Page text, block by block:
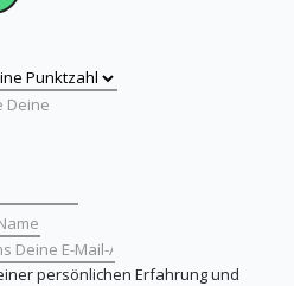
persönlichen Erfahrung und